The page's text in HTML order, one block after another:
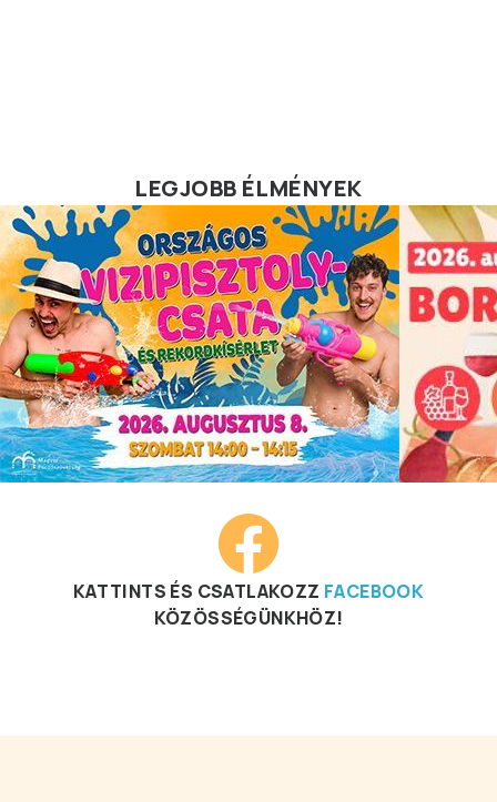
LEGJOBB ÉLMÉNYEK
KATTINTS ÉS CSATLAKOZZ FACEBOOK
KÖZÖSSÉGÜNKHÖZ!